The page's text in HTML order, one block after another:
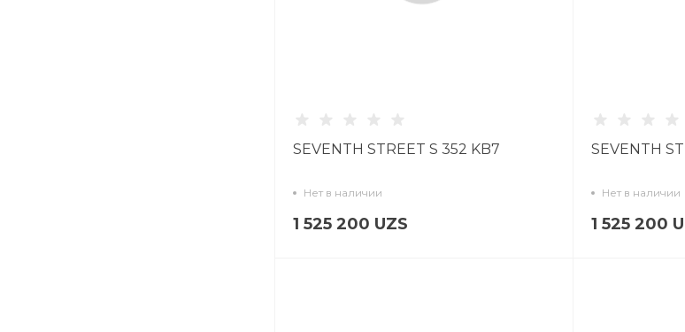
SEVENTH STREET S 352 KB7
Нет в наличии
1 525 200 UZS
SEVENTH
Нет в наличии
1 525 200